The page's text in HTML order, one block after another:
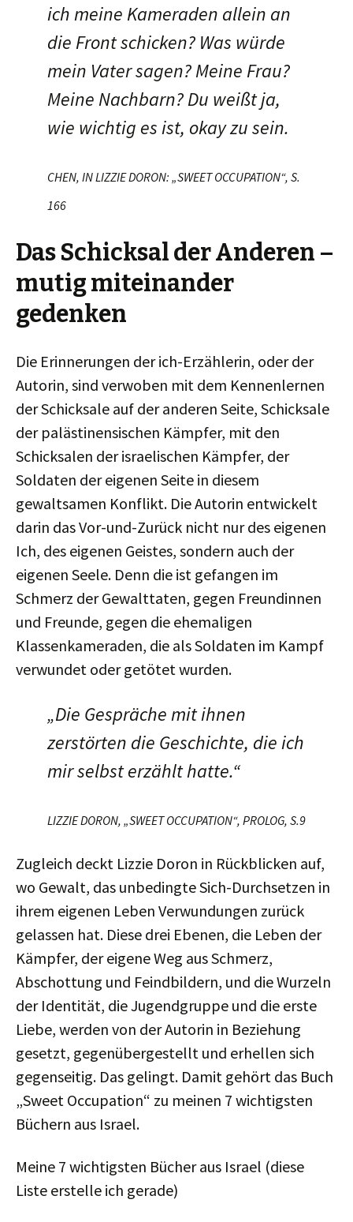
ich meine Kameraden allein an
die Front schicken? Was würde
mein Vater sagen? Meine Frau?
Meine Nachbarn? Du weißt ja,
wie wichtig es ist, okay zu sein.
CHEN, IN LIZZIE DORON: „SWEET OCCUPATION“, S.
166
Das Schicksal der Anderen –
mutig miteinander
gedenken
Die Erinnerungen der ich-Erzählerin, oder der
Autorin, sind verwoben mit dem Kennenlernen
der Schicksale auf der anderen Seite, Schicksale
der palästinensischen Kämpfer, mit den
Schicksalen der israelischen Kämpfer, der
Soldaten der eigenen Seite in diesem
gewaltsamen Konflikt. Die Autorin entwickelt
darin das Vor-und-Zurück nicht nur des eigenen
Ich, des eigenen Geistes, sondern auch der
eigenen Seele. Denn die ist gefangen im
Schmerz der Gewalttaten, gegen Freundinnen
und Freunde, gegen die ehemaligen
Klassenkameraden, die als Soldaten im Kampf
verwundet oder getötet wurden.
„Die Gespräche mit ihnen
zerstörten die Geschichte, die ich
mir selbst erzählt hatte.“
LIZZIE DORON, „SWEET OCCUPATION“, PROLOG, S.9
Zugleich deckt Lizzie Doron in Rückblicken auf,
wo Gewalt, das unbedingte Sich-Durchsetzen in
ihrem eigenen Leben Verwundungen zurück
gelassen hat. Diese drei Ebenen, die Leben der
Kämpfer, der eigene Weg aus Schmerz,
Abschottung und Feindbildern, und die Wurzeln
der Identität, die Jugendgruppe und die erste
Liebe, werden von der Autorin in Beziehung
gesetzt, gegenübergestellt und erhellen sich
gegenseitig. Das gelingt. Damit gehört das Buch
„Sweet Occupation“ zu meinen 7 wichtigsten
Büchern aus Israel.
Meine 7 wichtigsten Bücher aus Israel (diese
Liste erstelle ich gerade)